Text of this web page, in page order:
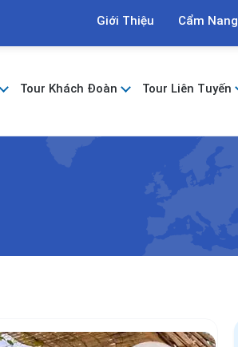
Giới Thiệu Cẩm Nang
Tour Khách Đoàn Tour Liên Tuyến